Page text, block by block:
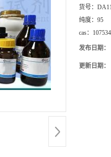
货号：
纯度： 95
cas：
发布日期：
更新日期：